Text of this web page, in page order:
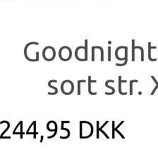
sort str.
244,95 DKK